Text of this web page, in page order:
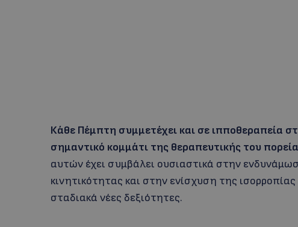
Κάθε Πέμπτη συμμετέχει και σε ιπποθεραπεία
σημαντικό κομμάτι της θεραπευτικής του
αυτών έχει συμβάλει ουσιαστικά στην
κινητικότητας και στην ενίσχυση της
σταδιακά νέες δεξιότητες.